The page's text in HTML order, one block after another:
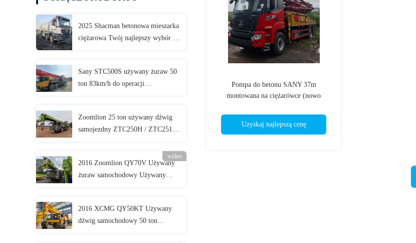
2025 Shacman betonowa mieszarka
ciężarowa Twój najlepszy wybór do
Sany STC500S używany żuraw 50
ton 83km/h do operacji
Zoomlion 25 ton używany dźwig
samojezdny ZTC250H / ZTC251V
wideo
2016 Zoomlion QY70V Używany
żuraw samochodowy Używany
2016 XCMG QY50KT Używany
dźwig samochodowy 50 ton
Pompa do betonu SANY 37m
montowana na ciężarówce (nowo
Wydajność |10 MPa
Uzyskaj najlepszą cenę